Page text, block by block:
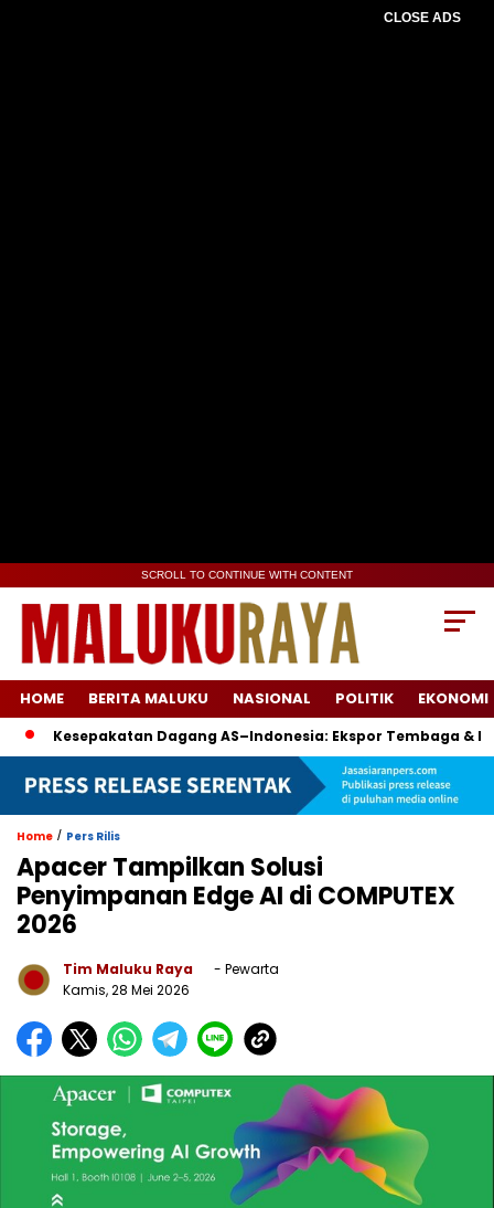
CLOSE ADS
SCROLL TO CONTINUE WITH CONTENT
HOME BERITA MALUKU NASIONAL POLITIK EKONOMI
Dagang AS–Indonesia: Ekspor Tembaga & Boeing
Home / Pers Rilis
Apacer Tampilkan Solusi
Penyimpanan Edge AI di COMPUTEX
2026
Tim Maluku Raya
- Pewarta
Kamis, 28 Mei 2026